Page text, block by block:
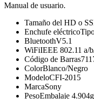
Manual de usuario.
Tamaño del HD o
Enchufe eléctrico
BluetoothV5.1
WiFiIEEE 802.11 a/
Código de Barras
ColorBlanco/Negro
ModeloCFI-2015
MarcaSony
PesoEmbalaje 4.904g